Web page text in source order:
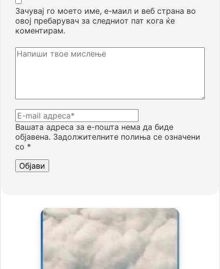
Вашата адреса за е-пошта нема да биде
објавена. Задолжителните полиња се означени
со *
Зачувај го моето име, е-маил и веб страна во
овој пребарувач за следниот пат кога ќе
коментирам.